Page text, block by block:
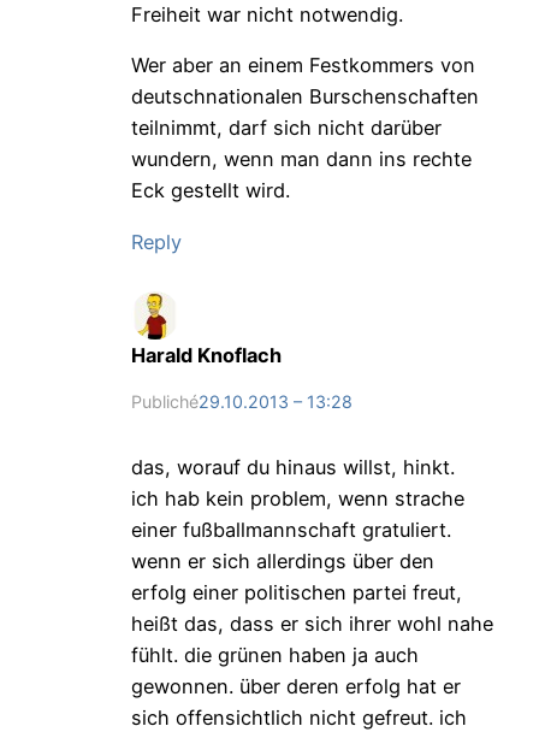
Freiheit war nicht notwendig.
Wer aber an einem Festkommers von
deutschnationalen Burschenschaften
teilnimmt, darf sich nicht darüber
wundern, wenn man dann ins rechte
Eck gestellt wird.
Reply
Harald Knoflach
Publiché29.10.2013 – 13:28
das, worauf du hinaus willst, hinkt.
ich hab kein problem, wenn strache
einer fußballmannschaft gratuliert.
wenn er sich allerdings über den
erfolg einer politischen partei freut,
heißt das, dass er sich ihrer wohl nahe
fühlt. die grünen haben ja auch
gewonnen. über deren erfolg hat er
sich offensichtlich nicht gefreut. ich